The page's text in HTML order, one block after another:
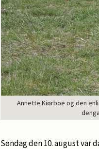
Annette Kiørboe og den
Søndag den 10. august var